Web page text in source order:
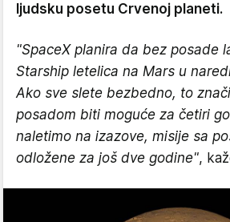
ljudsku posetu Crvenoj planeti.
"SpaceX planira da bez posade
Starship letelica na Mars u
Ako sve slete bezbedno, to
posadom biti moguće za četiri
naletimo na izazove, misije sa
odložene za još dve godine",